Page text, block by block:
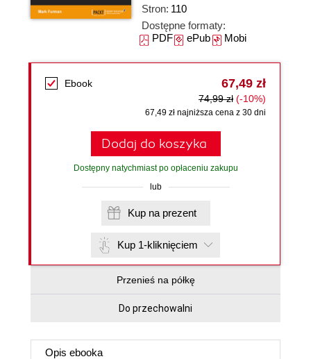
Stron: 110
Dostępne formaty:
PDFePubMobi
Ebook 67,49 zł
74,99 zł (-10%)
67,49 zł najniższa cena z 30 dni
Dodaj do koszyka
Dostępny natychmiast po opłaceniu zakupu
lub
Kup na prezent
Kup 1-kliknięciem
Przenieś na półkę
Do przechowalni
Opis ebooka